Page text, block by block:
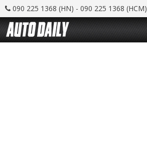
090 225 1368 (HN) - 090 225 1368 (HCM)